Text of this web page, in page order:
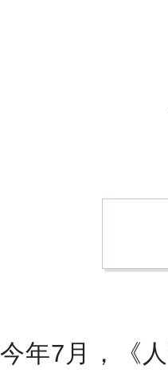
今年7月，《